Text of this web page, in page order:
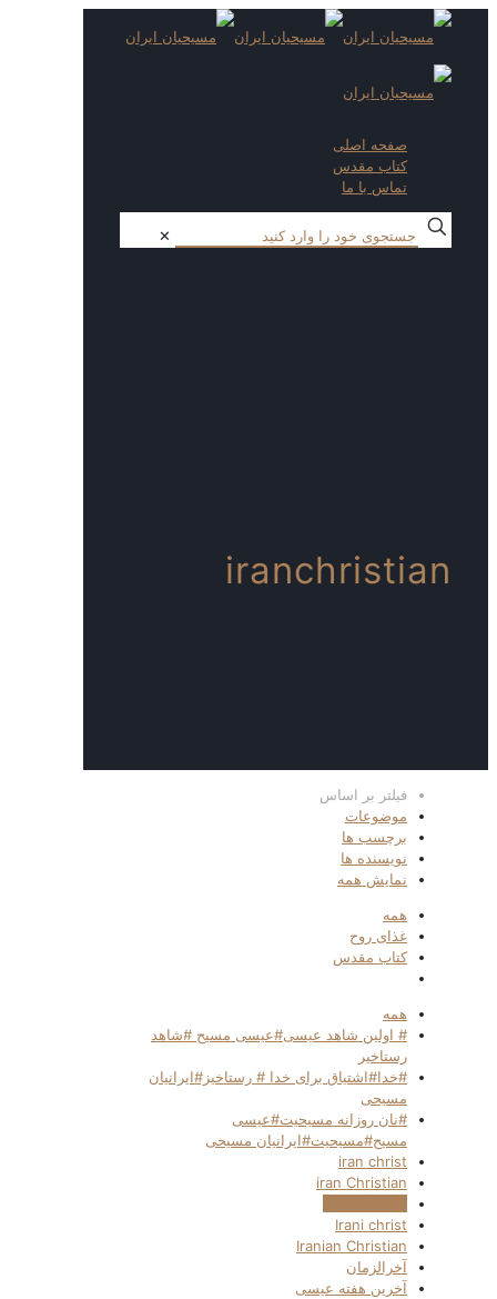
صفحه اصلی
کتاب مقدس
تماس با ما
✕
iranchristian
فیلتر بر اساس
موضوعات
برچسب ها
نویسنده ها
نمایش همه
همه
غذای روح
کتاب مقدس
همه
# اولین شاهد عیسی#عیسی مسیح #شاهد
رستاخیر
#خدا#اشتیاق برای خدا # رستاخیز#ایرانیان
مسیحی
#نان روزانه مسیحیت#عیسی
مسیح#مسیحیت#ایرانیان مسیحی
iran christ
iran Christian
Irani christ
Iranian Christian
آخرالزمان
آخرین هفته عیسی